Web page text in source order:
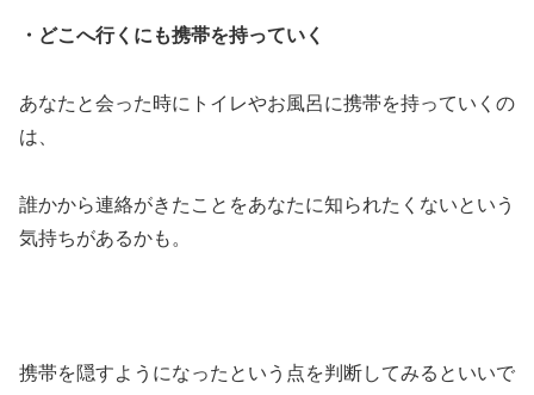
・どこへ行くにも携帯を持っていく
あなたと会った時にトイレやお風呂に携帯を持っていくの
は、
誰かから連絡がきたことをあなたに知られたくないという
気持ちがあるかも。
携帯を隠すようになったという点を判断してみるといいで